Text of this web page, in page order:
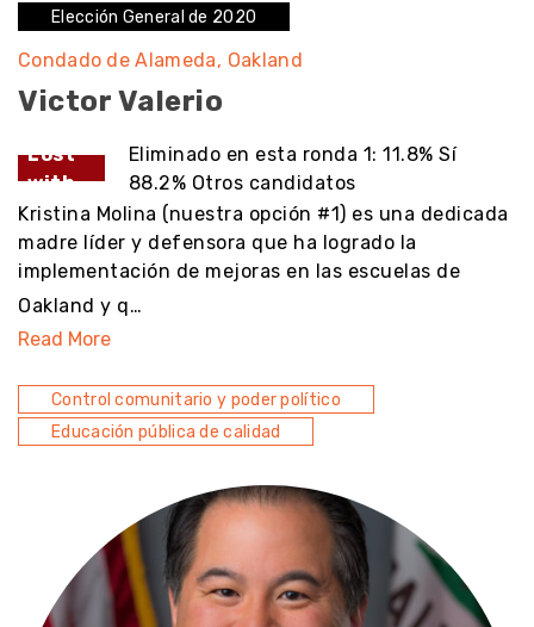
Elección General de 2020
Condado de Alameda Oakland
Victor Valerio
Lost
with
Eliminado en esta ronda 1: 11.8% Sí
88.2% Otros candidatos
Kristina Molina (nuestra opción #1) es una dedicada
madre líder y defensora que ha logrado la
implementación de mejoras en las escuelas de
Oakland y q…
Read More
Control comunitario y poder político
Educación pública de calidad